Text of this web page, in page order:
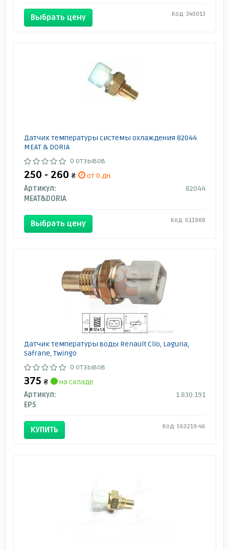
Выбрать цену Код: 340013
Датчик температуры системы охлаждения 82044
MEAT & DORIA
0 отзывов
250 - 260 ₴
от 0 дн.
Артикул:
82044
MEAT&DORIA
Выбрать цену Код: 611988
Датчик температуры воды Renault Clio, Laguna,
Safrane, Twingo
0 отзывов
375 ₴
на складе
Артикул:
1.830.191
EPS
КУПИТЬ Код: 563219-46